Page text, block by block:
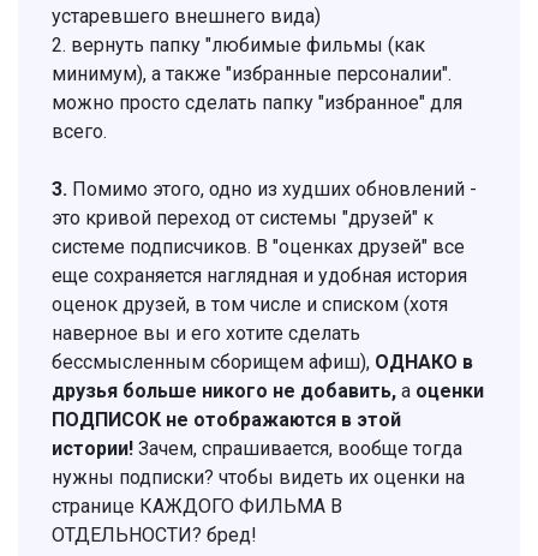
устаревшего внешнего вида)
2. вернуть папку "любимые фильмы (как
минимум), а также "избранные персоналии".
можно просто сделать папку "избранное" для
всего.
3. Помимо этого, одно из худших обновлений -
это кривой переход от системы "друзей" к
системе подписчиков. В "оценках друзей" все
еще сохраняется наглядная и удобная история
оценок друзей, в том числе и списком (хотя
наверное вы и его хотите сделать
бессмысленным сборищем афиш), ОДНАКО в
друзья больше никого не добавить, а оценки
ПОДПИСОК не отображаются в этой
истории! Зачем, спрашивается, вообще тогда
нужны подписки? чтобы видеть их оценки на
странице КАЖДОГО ФИЛЬМА В
ОТДЕЛЬНОСТИ? бред!